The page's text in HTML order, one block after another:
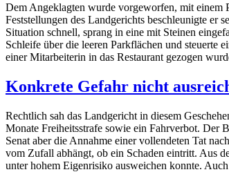
Dem Angeklagten wurde vorgeworfen, mit einem
Feststellungen des Landgerichts beschleunigte er
Situation schnell, sprang in eine mit Steinen
Schleife über die leeren Parkflächen und steuerte
einer Mitarbeiterin in das Restaurant gezogen
Konkrete Gefahr nicht
Rechtlich sah das Landgericht in diesem
Monate Freiheitsstrafe sowie ein Fahrverbot. Der
Senat aber die Annahme einer vollendeten Tat
vom Zufall abhängt, ob ein Schaden eintritt. Aus
unter hohem Eigenrisiko ausweichen konnte.